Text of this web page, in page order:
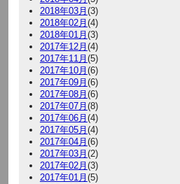
2018年03月 (3)
2018年02月 (4)
2018年01月 (3)
2017年12月 (4)
2017年11月 (5)
2017年10月 (6)
2017年09月 (6)
2017年08月 (6)
2017年07月 (8)
2017年06月 (4)
2017年05月 (4)
2017年04月 (6)
2017年03月 (2)
2017年02月 (3)
2017年01月 (5)